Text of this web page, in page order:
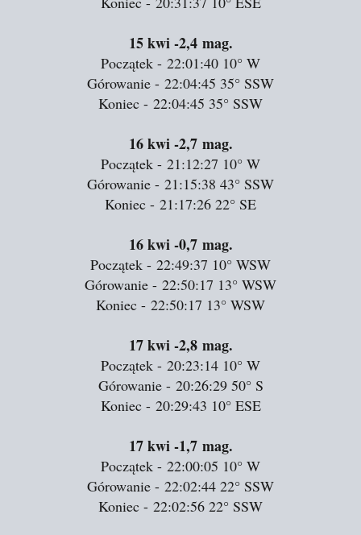
15 kwi -2,4 mag.
Początek - 22:01:40 10° W
Górowanie - 22:04:45 35° SSW
Koniec - 22:04:45 35° SSW
16 kwi -2,7 mag.
Początek - 21:12:27 10° W
Górowanie - 21:15:38 43° SSW
Koniec - 21:17:26 22° SE
16 kwi -0,7 mag.
Początek - 22:49:37 10° WSW
Górowanie - 22:50:17 13° WSW
Koniec - 22:50:17 13° WSW
17 kwi -2,8 mag.
Początek - 20:23:14 10° W
Górowanie - 20:26:29 50° S
Koniec - 20:29:43 10° ESE
17 kwi -1,7 mag.
Początek - 22:00:05 10° W
Górowanie - 22:02:44 22° SSW
Koniec - 22:02:56 22° SSW